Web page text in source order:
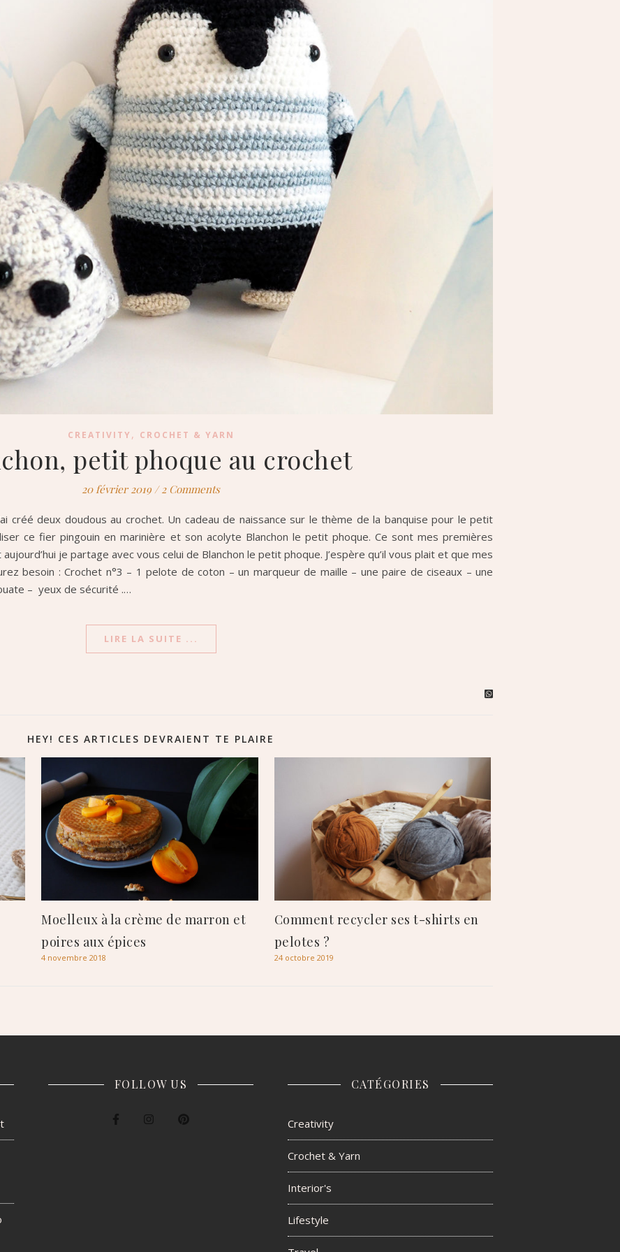
CREATIVITY, CROCHET & YARN
petit phoque au crochet
20 février 2019 / 2 Comments
créé deux doudous au crochet. Un cadeau de naissance sur le thème de la banquise pour le petit
ce fier pingouin en marinière et son acolyte Blanchon le petit phoque. Ce sont mes premières
je partage avec vous celui de Blanchon le petit phoque. J’espère qu’il vous plait et que mes
besoin : Crochet n°3 – 1 pelote de coton – un marqueur de maille – une paire de ciseaux – une
– yeux de sécurité .…
LIRE LA SUITE ...
HEY! CES ARTICLES DEVRAIENT TE PLAIRE
Moelleux à la crème de marron et
poires aux épices
4 novembre 2018
Comment recycler ses t-shirts en
pelotes ?
24 octobre 2019
FOLLOW US CATÉGORIES
Creativity
Crochet & Yarn
Interior's
Lifestyle